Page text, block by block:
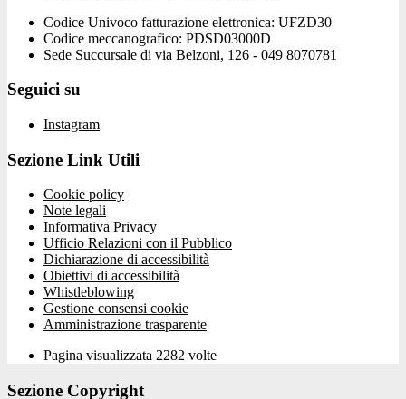
Codice Univoco fatturazione elettronica: UFZD30
Codice meccanografico: PDSD03000D
Sede Succursale di via Belzoni, 126 - 049 8070781
Seguici su
Instagram
Sezione Link Utili
Cookie policy
Note legali
Informativa Privacy
Ufficio Relazioni con il Pubblico
Dichiarazione di accessibilità
Obiettivi di accessibilità
Whistleblowing
Gestione consensi cookie
Amministrazione trasparente
Pagina visualizzata 2282 volte
Sezione Copyright